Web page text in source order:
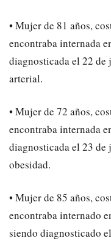
• Mujer de 81 años,
encontraba internada
diagnosticada el 22
arterial.
• Mujer de 72 años,
encontraba internada
diagnosticada el 23 de
obesidad.
• Mujer de 85 años,
encontraba internado
siendo diagnosticado